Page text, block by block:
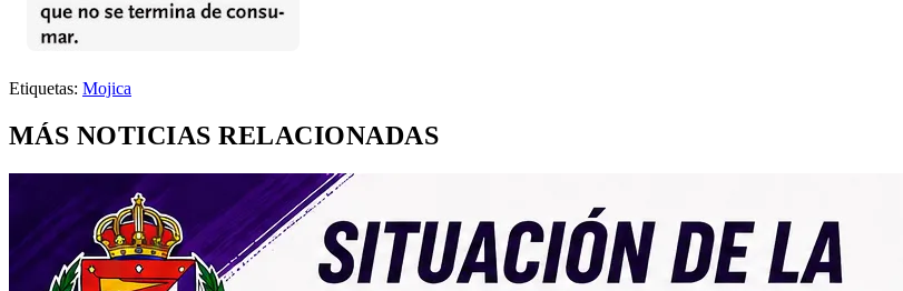
Etiquetas: Mojica
MÁS NOTICIAS RELACIONADAS